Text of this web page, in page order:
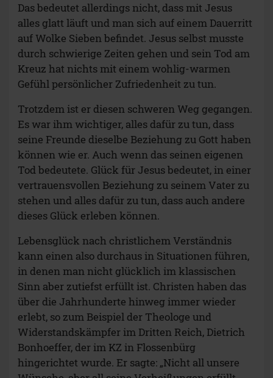
Das bedeutet allerdings nicht, dass mit Jesus
alles glatt läuft und man sich auf einem Dauerritt
auf Wolke Sieben befindet. Jesus selbst musste
durch schwierige Zeiten gehen und sein Tod am
Kreuz hat nichts mit einem wohlig-warmen
Gefühl persönlicher Zufriedenheit zu tun.
Trotzdem ist er diesen schweren Weg gegangen.
Es war ihm wichtiger, alles dafür zu tun, dass
seine Freunde dieselbe Beziehung zu Gott haben
können wie er. Auch wenn das seinen eigenen
Tod bedeutete. Glück für Jesus bedeutet, in einer
vertrauensvollen Beziehung zu seinem Vater zu
stehen und alles dafür zu tun, dass auch andere
dieses Glück erleben können.
Lebensglück nach christlichem Verständnis
kann einen also durchaus in Situationen führen,
in denen man nicht glücklich im klassischen
Sinn aber zutiefst erfüllt ist. Christen haben das
über die Jahrhunderte hinweg immer wieder
erlebt, so zum Beispiel der Theologe und
Widerstandskämpfer im Dritten Reich, Dietrich
Bonhoeffer, der im KZ in Flossenbürg
hingerichtet wurde. Er sagte: „Nicht all unsere